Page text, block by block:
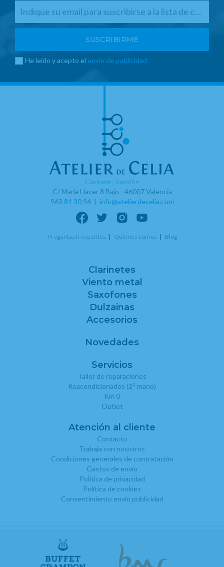
He leído y acepto el envío de publicidad
C/ Maria Llacer 8 Bajo - 46007 Valencia
963 81 30 96| info@atelierdecelia.com
Preguntas frecuentes Quiénes somos Blog
Clarinetes
Viento metal
Saxofones
Dulzainas
Accesorios
Novedades
Servicios
Taller de reparaciones
Reacondicionados (2a mano)
Km 0
Outlet
Atención al cliente
Contacto
Trabaja con nosotros
Condiciones generales de contratación
Gastos de envío
Política de privacidad
Política de cookies
Consentimiento envío publicidad